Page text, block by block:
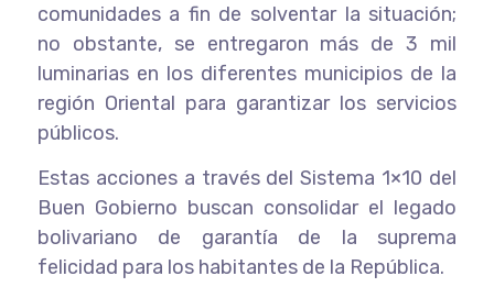
comunidades a fin de solventar la situación;
no obstante, se entregaron más de 3 mil
luminarias en los diferentes municipios de la
región Oriental para garantizar los servicios
públicos.
Estas acciones a través del Sistema 1×10 del
Buen Gobierno buscan consolidar el legado
bolivariano de garantía de la suprema
felicidad para los habitantes de la República.